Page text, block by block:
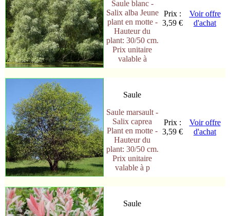
Saule blanc -
Salix alba Jeune
plant en motte -
Hauteur du
plant: 30/50 cm.
Prix unitaire
valable à
Prix :
3,59 €
Voir offre
d'achat
Saule
Saule marsault -
Salix caprea
Plant en motte -
Hauteur du
plant: 30/50 cm.
Prix unitaire
valable à p
Prix :
3,59 €
Voir offre
d'achat
Saule